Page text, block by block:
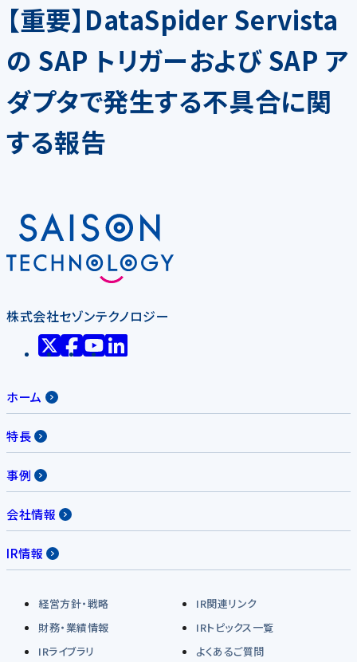
【重要】DataSpider Servista
の SAP トリガーおよび SAP ア
ダプタで発生する不具合に関
する報告
株式会社セゾンテクノロジー
ホーム
特長
事例
会社情報
IR情報
経営方針・戦略
IR関連リンク
財務・業績情報
IRトピックス一覧
IRライブラリ
よくあるご質問